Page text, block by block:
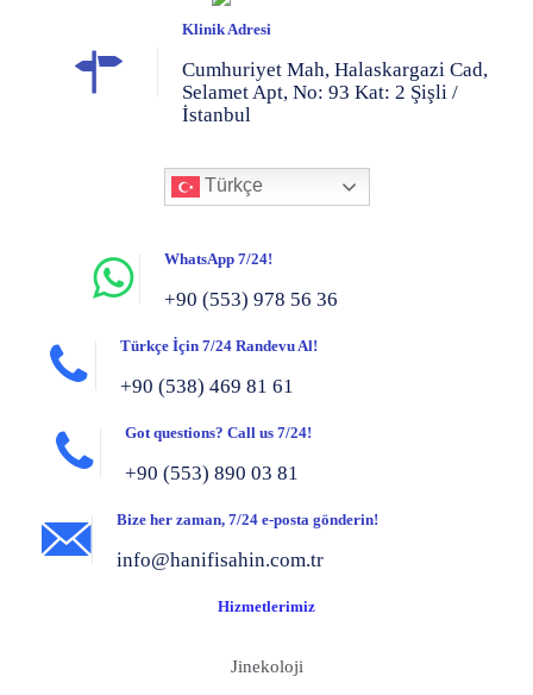
Klinik Adresi
Cumhuriyet Mah, Halaskargazi Cad,
Selamet Apt, No: 93 Kat: 2 Şişli /
İstanbul
Türkçe
WhatsApp 7/24!
+90 (553) 978 56 36
Türkçe İçin 7/24 Randevu Al!
+90 (538) 469 81 61
Got questions? Call us 7/24!
+90 (553) 890 03 81
Bize her zaman, 7/24 e-posta gönderin!
info@hanifisahin.com.tr
Hizmetlerimiz
Jinekoloji